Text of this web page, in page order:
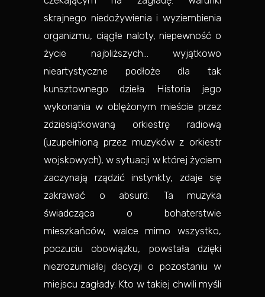
skrajnego niedożywienia i wyziembienia
organizmu, ciągłe naloty, niepewność o
życie najbliższych… wyjątkowo
nieartystyczne podłoże dla tak
kunsztownego dzieła. Historia jego
wykonania w oblężonym mieście przez
zdziesiątkowaną orkiestrę radiową
(uzupełnioną przez muzyków z orkiestr
wojskowych), w sytuacji w której życiem
zaczynają rządzić instynkty, zdaje się
zakrawać o absurd. Ta muzyka
świadcząca o bohaterstwie
mieszkańców, walce mimo wszystko,
poczuciu obowiązku, powstała dzięki
niezrozumiałej decyzji o pozostaniu w
miejscu zagłady. Kto w takiej chwili myśli